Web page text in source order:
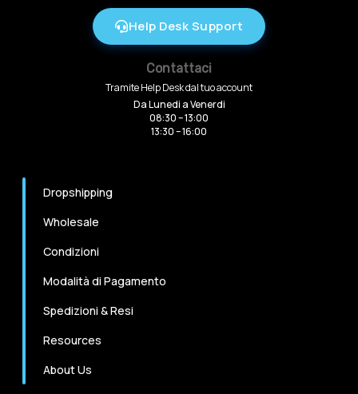
Help Desk Support
Contattaci
Tramite Help Desk dal tuo account
Da Lunedi a Venerdi
08:30 – 13:00
13:30 – 16:00
Dropshipping
Wholesale
Condizioni
Modalità di Pagamento
Spedizioni & Resi
Resources
About Us